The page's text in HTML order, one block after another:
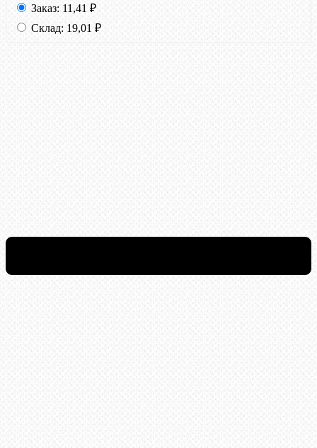
Заказ: 11,41 ₽
Склад: 19,01 ₽